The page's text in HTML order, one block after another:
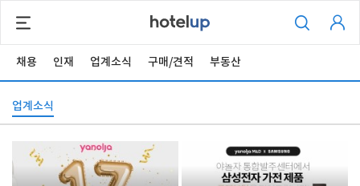
채용 인재 업계소식 구매/견적 부동산
업계소식